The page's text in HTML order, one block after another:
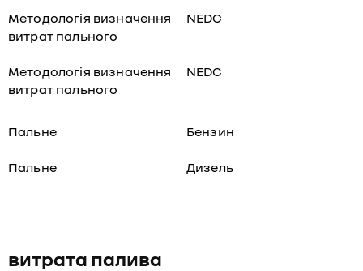
Методологія визначення
витрат пального
NEDC
Методологія визначення
витрат пального
NEDC
Пальне Бензин
Пальне Дизель
витрата палива